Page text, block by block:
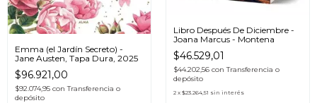
Emma (el Jardín Secreto) -
Jane Austen, Tapa Dura, 2025
$96.921,00
$92.074,95 con Transferencia o
depósito
Libro Después De Diciembre -
Joana Marcus - Montena
$46.529,01
$44.202,56 con Transferencia o
depósito
2 x $23.264,51 sin interés